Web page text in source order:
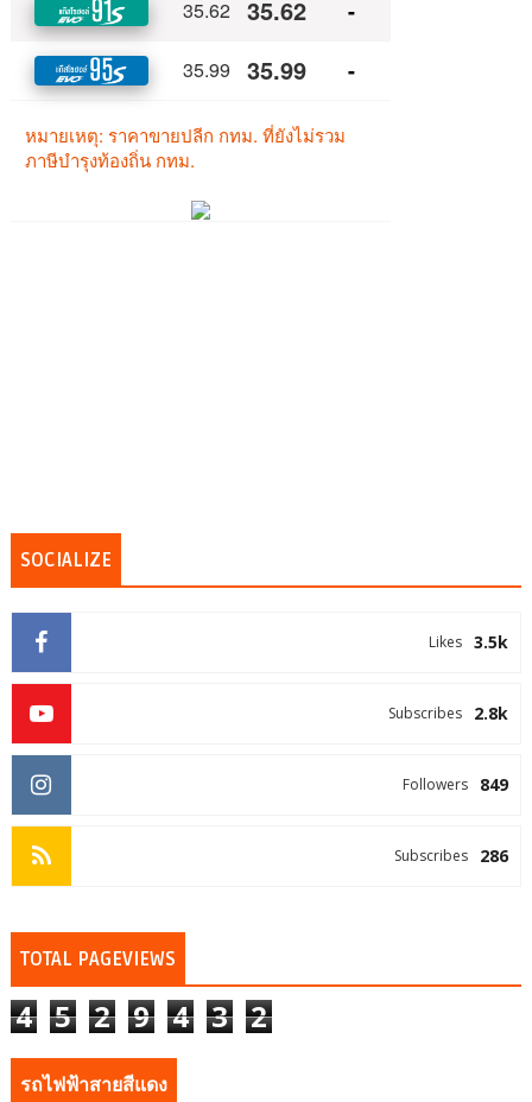
SOCIALIZE
3.5k
Likes
2.8k
Subscribes
849
Followers
286
Subscribes
TOTAL PAGEVIEWS
4 5 2 9 4 3 2
รถไฟฟ้าสายสีแดง